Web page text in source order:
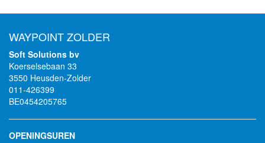
WAYPOINT ZOLDER
Soft Solutions bv
Koerselsebaan 33
3550 Heusden-Zolder
011-426399
BE0454205765
OPENINGSUREN